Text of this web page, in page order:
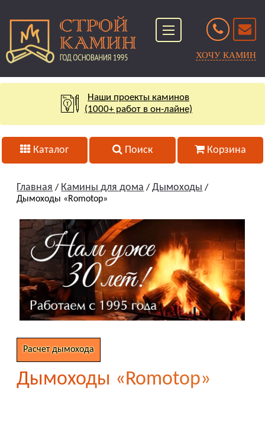
ХОЧУ КАМИН
Наши проекты каминов
(1000+ работ в он-лайне)
Каталог Поиск Корзина
Главная / Камины для дома /Дымоходы /
Дымоходы «Romotop»
Расчет дымохода
Дымоходы «Romotop»